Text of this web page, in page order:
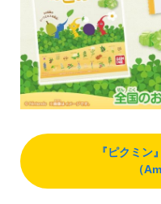
『ピクミン
（